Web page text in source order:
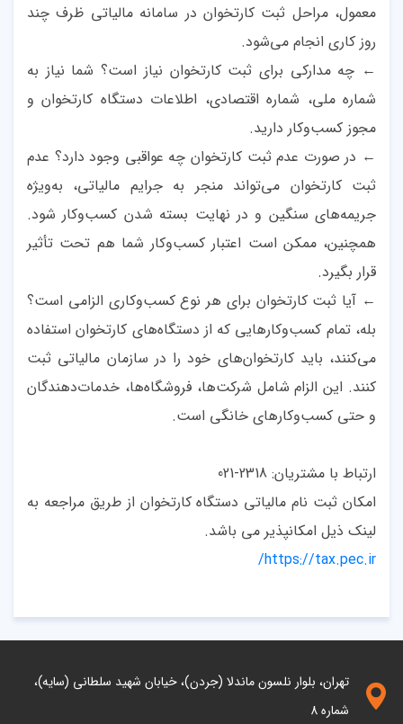
معمول، مراحل ثبت کارتخوان در سامانه مالیاتی ظرف چند
روز کاری انجام می‌شود.
← چه مدارکی برای ثبت کارتخوان نیاز است؟ شما نیاز به
شماره ملی، شماره اقتصادی، اطلاعات دستگاه کارتخوان و
مجوز کسب‌وکار دارید.
← در صورت عدم ثبت کارتخوان چه عواقبی وجود دارد؟ عدم
ثبت کارتخوان می‌تواند منجر به جرایم مالیاتی، به‌ویژه
جریمه‌های سنگین و در نهایت بسته شدن کسب‌وکار شود.
همچنین، ممکن است اعتبار کسب‌وکار شما هم تحت تأثیر
قرار بگیرد.
← آیا ثبت کارتخوان برای هر نوع کسب‌وکاری الزامی است؟
بله، تمام کسب‌وکارهایی که از دستگاه‌های کارتخوان استفاده
می‌کنند، باید کارتخوان‌های خود را در سازمان مالیاتی ثبت
کنند. این الزام شامل شرکت‌ها، فروشگاه‌ها، خدمات‌دهندگان
و حتی کسب‌وکارهای خانگی است.
ارتباط با مشتریان: 2318-021
امکان ثبت نام مالیاتی دستگاه کارتخوان از طریق مراجعه به
لینک ذیل امکانپذیر می باشد.
https://tax.pec.ir/
تهران، بلوار نلسون ماندلا (جردن)، خیابان شهید سلطانی (سایه)،
شماره 8